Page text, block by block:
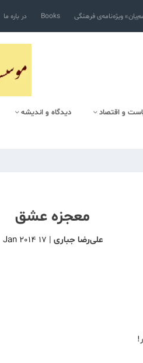
ویژه‌نامه‌ی فرهنگی Books در باره ما
و اقتصاد دیدگاه و اندیشه
معجزه عشق
علی‌رضا جباری |
17 Jan 2014